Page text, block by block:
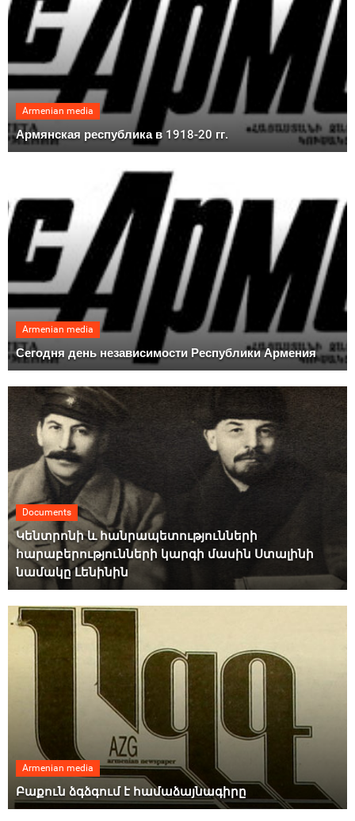
Armenian media
Армянская республика в 1918-20 гг.
Armenian media
Сегодня день независимости Республики Армения
Documents
Կենտրոնի և հանրապետությունների
հարաբերությունների կարգի մասին Ստալինի
նամակը Լենինին
Armenian media
Բաքուն ձգձգում է համաձայնագիրը